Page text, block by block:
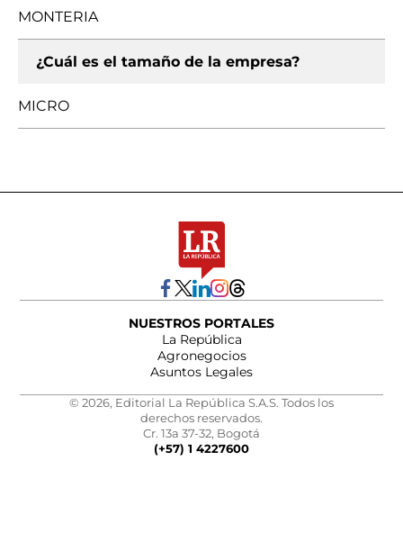
MONTERIA
¿Cuál es el tamaño de la empresa?
MICRO
NUESTROS PORTALES
La República
Agronegocios
Asuntos Legales
© 2026, Editorial La República S.A.S. Todos los
derechos reservados.
Cr. 13a 37-32, Bogotá
(+57) 1 4227600